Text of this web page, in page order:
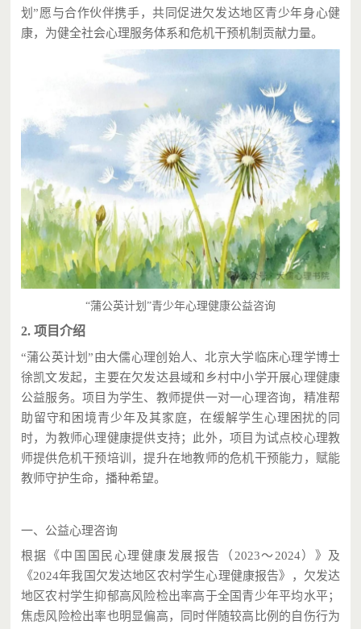
划”愿与合作伙伴携手，共同促进欠发达地区青少年身心健
康，为健全社会心理服务体系和危机干预机制贡献力量。
“蒲公英计划”青少年心理健康公益咨询
2. 项目介绍
“蒲公英计划”由大儒心理创始人、北京大学临床心理学博士
徐凯文发起，主要在欠发达县域和乡村中小学开展心理健康
公益服务。项目为学生、教师提供一对一心理咨询，精准帮
助留守和困境青少年及其家庭，在缓解学生心理困扰的同
时，为教师心理健康提供支持；此外，项目为试点校心理教
师提供危机干预培训，提升在地教师的危机干预能力，赋能
教师守护生命，播种希望。
一、公益心理咨询
根据
《中国国民心理健康发展报告（2023～2024）》及
《2024年我国欠发达地区农村学生心理健康报告》，欠发达
地区农村学生抑郁高风险检出率高于全国青少年平均水平；
焦虑风险检出率也明显偏高，同时伴随较高比例的自伤行为